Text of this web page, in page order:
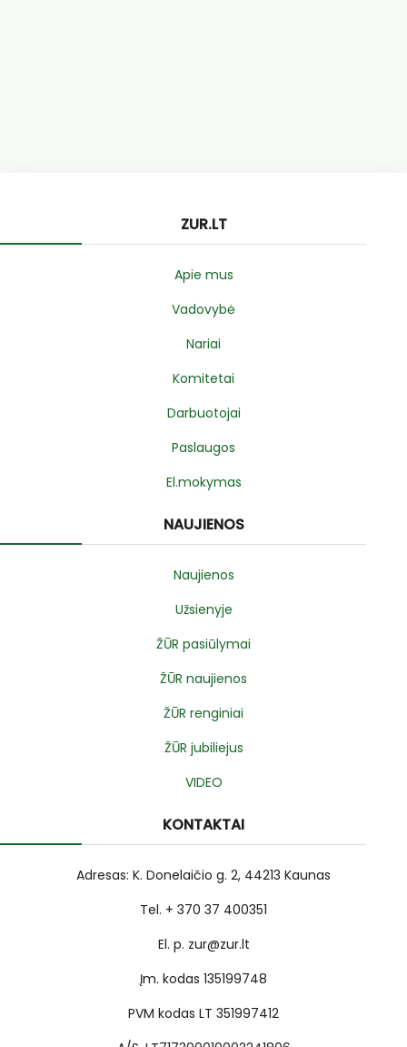
ZUR.LT
Apie mus
Vadovybė
Nariai
Komitetai
Darbuotojai
Paslaugos
El.mokymas
NAUJIENOS
Naujienos
Užsienyje
ŽŪR pasiūlymai
ŽŪR naujienos
ŽŪR renginiai
ŽŪR jubiliejus
VIDEO
KONTAKTAI
Adresas: K. Donelaičio g. 2, 44213 Kaunas
Tel. + 370 37 400351
El. p. zur@zur.lt
Įm. kodas 135199748
PVM kodas LT 351997412